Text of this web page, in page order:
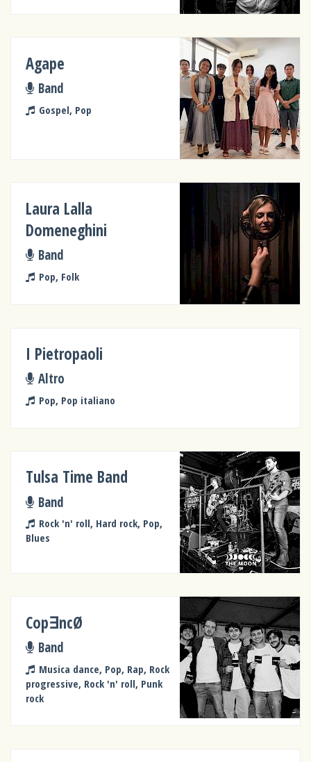
Agape
Band
Gospel, Pop
Laura Lalla
Domeneghini
Band
Pop, Folk
I Pietropaoli
Altro
Pop, Pop italiano
Tulsa Time Band
Band
Rock 'n' roll, Hard rock, Pop,
Blues
Cop∃ncØ
Band
Musica dance, Pop, Rap, Rock
progressive, Rock 'n' roll, Punk
rock